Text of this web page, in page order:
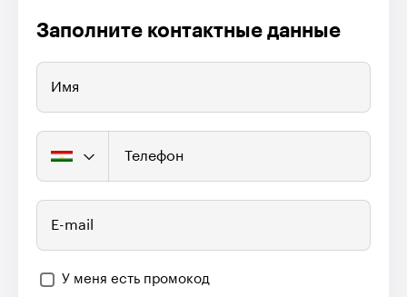
Заполните контактные данные
Имя
Телефон
E-mail
У меня есть промокод